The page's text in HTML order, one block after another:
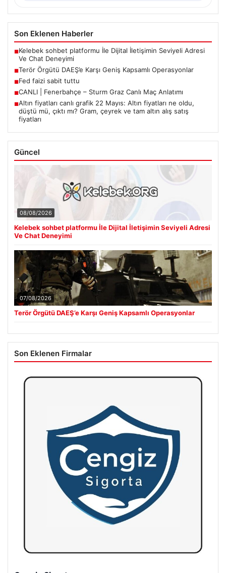
Son Eklenen Haberler
■Kelebek sohbet platformu İle Dijital İletişimin Seviyeli Adresi
Ve Chat Deneyimi
■Terör Örgütü DAEŞ’e Karşı Geniş Kapsamlı Operasyonlar
■Fed faizi sabit tuttu
■CANLI | Fenerbahçe – Sturm Graz Canlı Maç Anlatımı
■Altın fiyatları canlı grafik 22 Mayıs: Altın fiyatları ne oldu,
düştü mü, çıktı mı? Gram, çeyrek ve tam altın alış satış
fiyatları
Güncel
08/08/2026
Kelebek sohbet platformu İle Dijital İletişimin Seviyeli Adresi
Ve Chat Deneyimi
07/08/2026
Terör Örgütü DAEŞ’e Karşı Geniş Kapsamlı Operasyonlar
Son Eklenen Firmalar